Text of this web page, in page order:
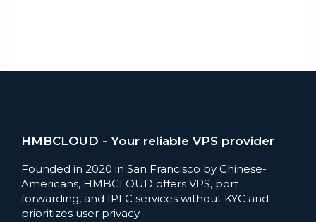
HMBCLOUD - Your reliable VPS provider
Founded in 2020 in San Francisco by Chinese-
Americans, HMBCLOUD offers VPS, port
forwarding, and IPLC services without KYC and
prioritizes user privacy.